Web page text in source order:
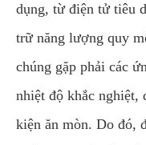
dụng, từ điện tử tiêu
trữ năng lượng quy
chúng gặp phải các
nhiệt độ khắc nghiệt,
kiện ăn mòn. Do đó,